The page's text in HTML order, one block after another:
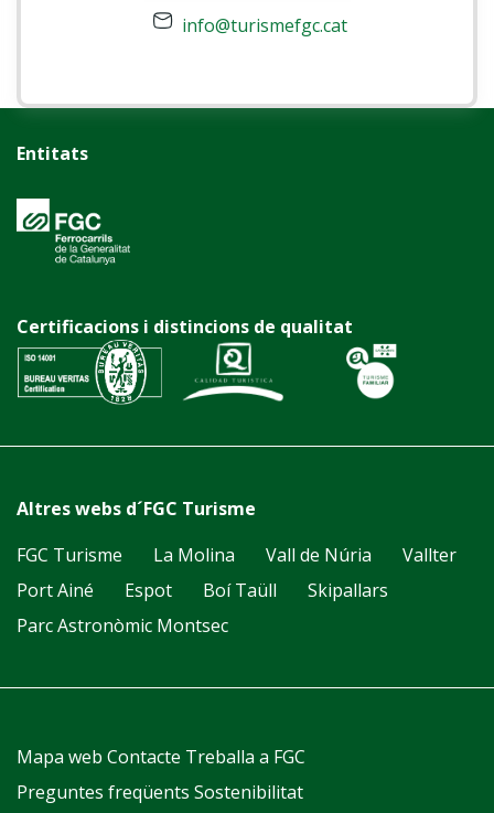
info@turismefgc.cat
Entitats
Certificacions i distincions de qualitat
Altres webs d´FGC Turisme
FGC Turisme
La Molina Vall de Núria
Vallter
Port Ainé
Espot Boí Taüll
Skipallars
Parc Astronòmic Montsec
Mapa web Contacte Treballa a FGC
Preguntes freqüents Sostenibilitat